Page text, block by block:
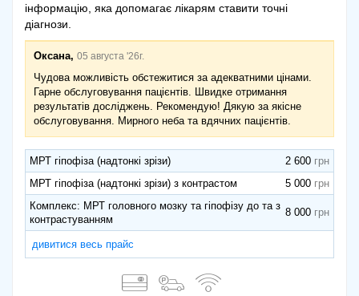
інформацію, яка допомагає лікарям ставити точні
діагнози.
Оксана, 05 августа '26г.
Чудова можливість обстежитися за адекватними цінами.
Гарне обслуговування пацієнтів. Швидке отримання
результатів досліджень. Рекомендую! Дякую за якісне
обслуговування. Мирного неба та вдячних пацієнтів.
МРТ гіпофіза (надтонкі зрізи)
2 600
МРТ гіпофіза (надтонкі зрізи) з контрастом
5 000
Комплекс: МРТ головного мозку та гіпофізу до та з
контрастуванням
8 000
дивитися весь прайс